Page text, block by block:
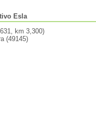
Esla
km 3,300)
(49145)